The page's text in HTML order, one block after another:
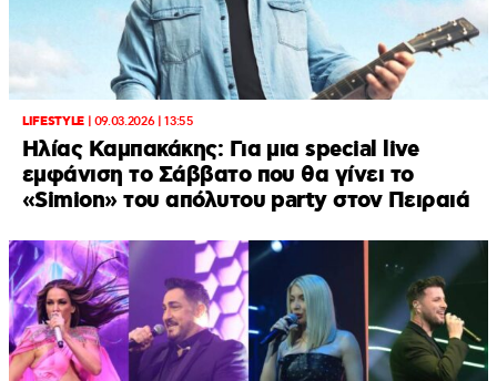
LIFESTYLE| 09.03.2026 | 13:55
Ηλίας Καμπακάκης: Για μια special live
εμφάνιση το Σάββατο που θα γίνει το
«Simion» του απόλυτου party στον Πειραιά